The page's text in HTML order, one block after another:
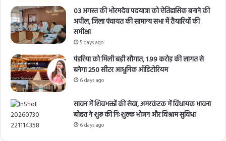
03 अगस्त की भोरमदेव पदयात्रा को ऐतिहासिक बनाने की
अपील, जिला पंचायत की सामान्य सभा में तैयारियों की
समीक्षा
5 days ago
पंडरिया को मिली बड़ी सौगात, 1.99 करोड़ की लागत से
बनेगा 250 सीटर आधुनिक ऑडिटोरियम
6 days ago
सावन में शिवभक्तों की सेवा, अमरकंटक में विधायक भावना
बोहरा ने शुरू की निःशुल्क भोजन और विश्राम सुविधा
6 days ago